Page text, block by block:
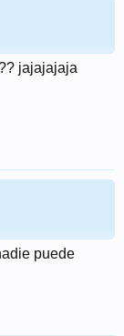
jajajajaja
puede